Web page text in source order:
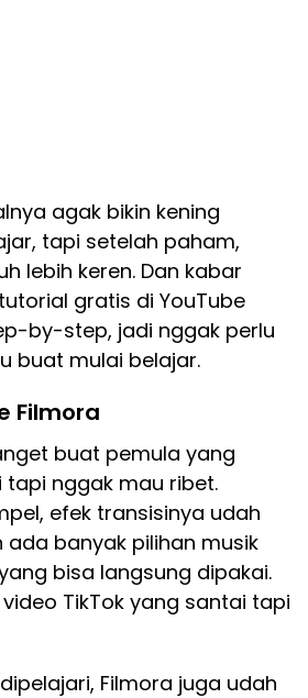
agak bikin kening
tapi setelah paham,
lebih keren. Dan kabar
gratis di YouTube
by-step, jadi nggak perlu
buat mulai belajar.
Filmora
buat pemula yang
tapi nggak mau ribet.
efek transisinya udah
banyak pilihan musik
bisa langsung dipakai.
TikTok yang santai tapi
Filmora juga udah